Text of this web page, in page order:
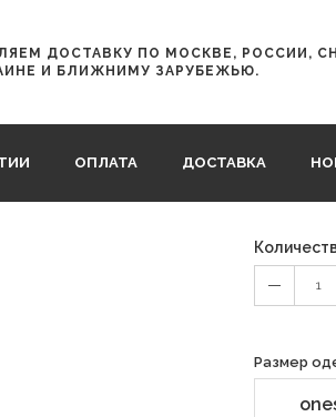
ДОСТАВКУ ПО МОСКВЕ, РОССИИ,
И БЛИЖНИМУ ЗАРУБЕЖЬЮ.
ОПЛАТА ДОСТАВКА
1
Размер